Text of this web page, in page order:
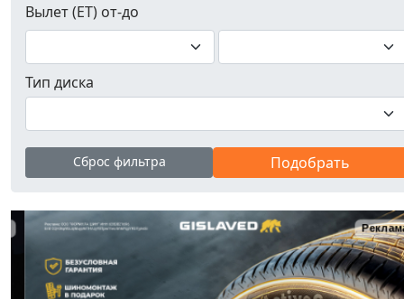
Вылет (ET) от-до
Тип диска
Сброс фильтра
Реклама